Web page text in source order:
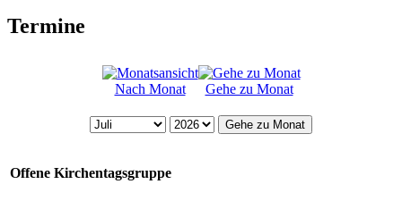
Termine
Nach Monat Gehe zu Monat
Gehe zu Monat
Offene Kirchentagsgruppe